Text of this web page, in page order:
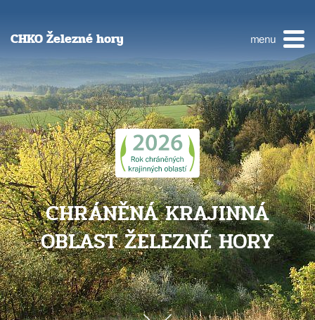
CHKO Železné hory menu
CHRÁNĚNÁ KRAJINNÁ
OBLAST ŽELEZNÉ HORY